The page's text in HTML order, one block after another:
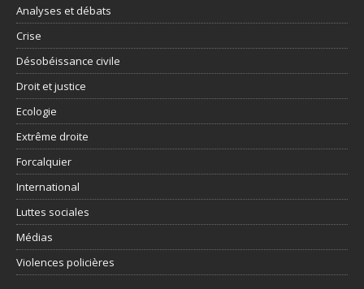
Analyses et débats
Crise
Désobéissance civile
Droit et justice
Ecologie
Extrême droite
Forcalquier
International
Luttes sociales
Médias
Violences policières